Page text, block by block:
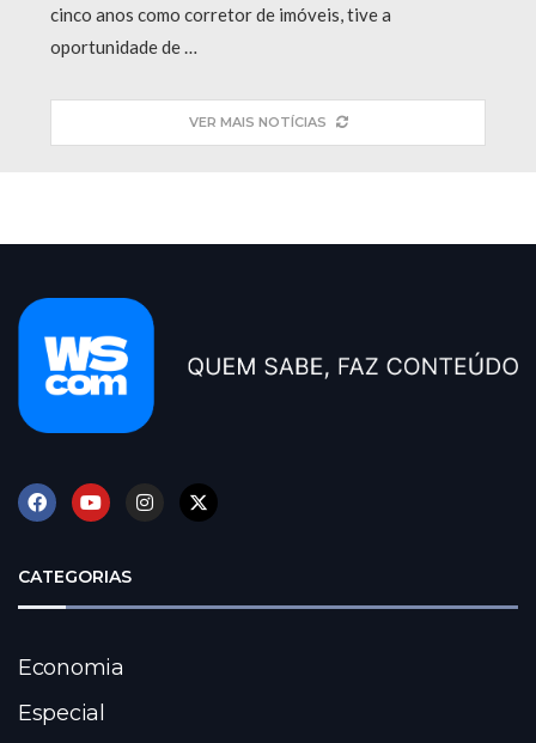
cinco anos como corretor de imóveis, tive a
oportunidade de …
VER MAIS NOTÍCIAS
CATEGORIAS
Economia
Especial